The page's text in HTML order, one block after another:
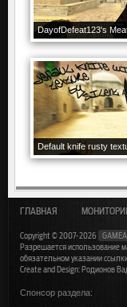
Default knife rusty
ГЛАВНАЯ
Copyright © 2007-2026
Разрешается использование
обязательном указании
Create and Design: Родионов
Спонсор раздела: